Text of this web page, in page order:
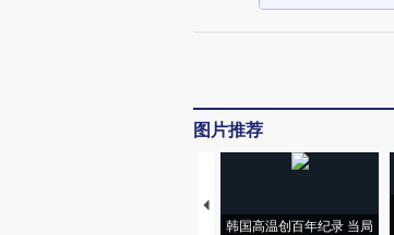
图片推荐
韩国高温创百年纪录 当局